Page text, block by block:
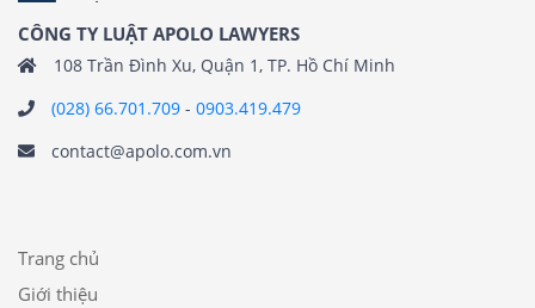
CÔNG TY LUẬT APOLO LAWYERS
108 Trần Đình Xu, Quận 1, TP. Hồ Chí Minh
(028) 66.701.709 - 0903.419.479
contact@apolo.com.vn
Trang chủ
Giới thiệu